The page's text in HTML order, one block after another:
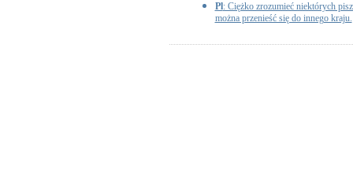
Pl: Ciężko zrozumieć niektórych
można przenieść się do innego kraju.